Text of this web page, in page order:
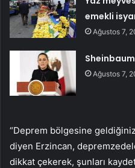
emekli
Ağustos 7,
Ağustos 7,
“Deprem bölgesine
diyen Erzincan,
dikkat çekerek, şunları